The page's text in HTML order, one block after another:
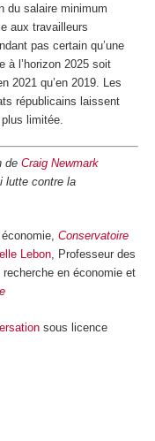
du salaire minimum
aux travailleurs
pas certain qu’une
à l’horizon 2025 soit
2021 qu’en 2019. Les
républicains laissent
limitée.
de Craig Newmark
lutte contre la
Conservatoire
Lebon, Professeur des
en économie et
sous licence